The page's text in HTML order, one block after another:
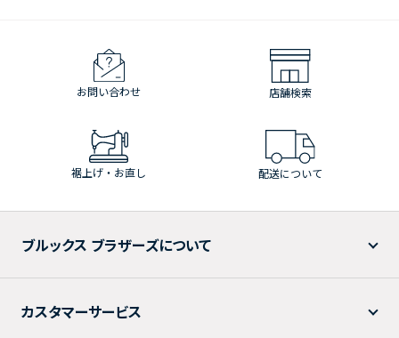
お問い合わせ 店舗検索
裾上げ・お直し 配送について
ブルックス ブラザーズについて
カスタマーサービス